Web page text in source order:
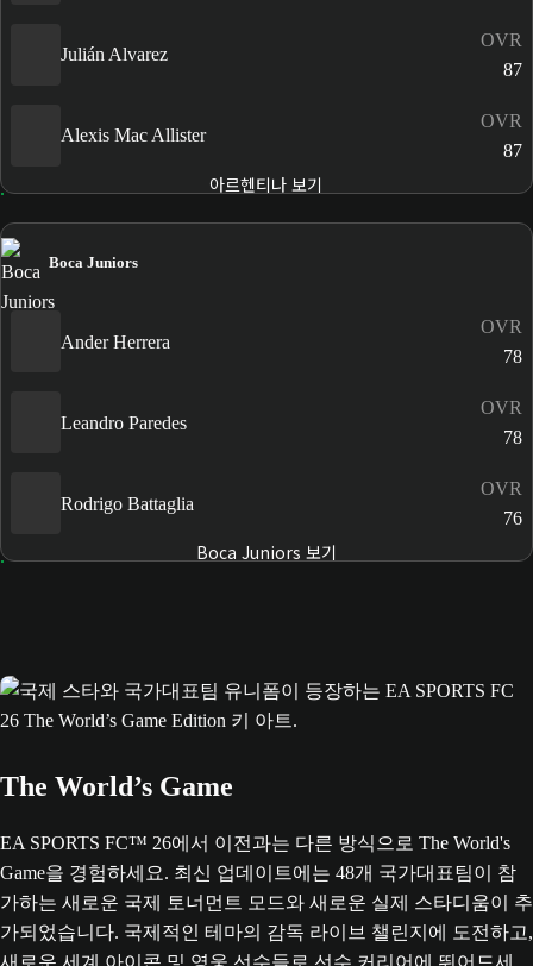
Julián Alvarez
OVR
87
Alexis Mac Allister
OVR
87
아르헨티나 보기
Boca Juniors
Ander Herrera
OVR
78
Leandro Paredes
OVR
78
Rodrigo Battaglia
OVR
76
Boca Juniors 보기
The World’s Game
EA SPORTS FC™ 26에서 이전과는 다른 방식으로 The World's
Game을 경험하세요. 최신 업데이트에는 48개 국가대표팀이 참
가하는 새로운 국제 토너먼트 모드와 새로운 실제 스타디움이 추
가되었습니다. 국제적인 테마의 감독 라이브 챌린지에 도전하고,